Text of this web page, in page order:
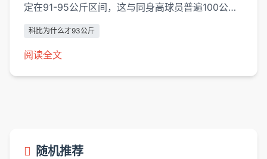
定在91-95公斤区间，这与同身高球员普遍100公斤
间，美国队医安东尼·莱斯指出："科比的体脂率长期
维持在5%以下，他的体重管理是肌肉质量与运动功
体重使科比垂直起跳高度达到97厘米，同时保证落
科比为什么才93公斤
阅读全文
随机推荐